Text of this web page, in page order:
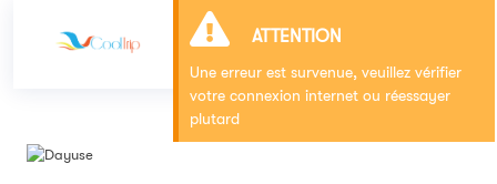
ATTENTION
Une erreur est survenue, veuillez vérifier
votre connexion internet ou réessayer
plutard